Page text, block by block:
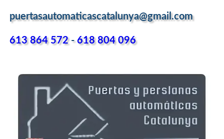
puertasautomaticascatalunya@gmail.com
613 864 572-618 804 096